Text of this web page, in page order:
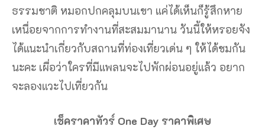
ธรรมชาติ หมอกปกคลุมบนเขา แค่ได้เห็นก็รู้สึกหาย
เหนื่อยจากการทำงานที่สะสมมานาน วันนี้ให้หรอยจัง
ได้แนะนำเกี่ยวกับสถานที่ท่องเที่ยวเด่น ๆ ให้ได้ชมกัน
นะคะ เผื่อว่าใครที่มีแพลนจะไปพักผ่อนอยู่แล้ว อยาก
จะลองแวะไปเที่ยวกัน
เช็คราคาทัวร์ One Day ราคาพิเศษ